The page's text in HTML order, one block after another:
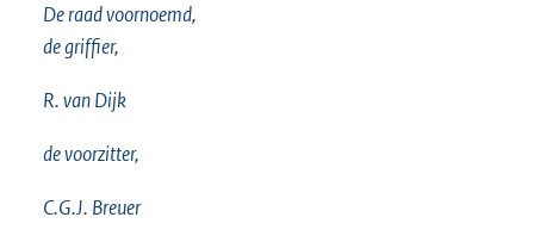
De raad voornoemd,
de griffier,
R. van Dijk
de voorzitter,
C.G.J. Breuer